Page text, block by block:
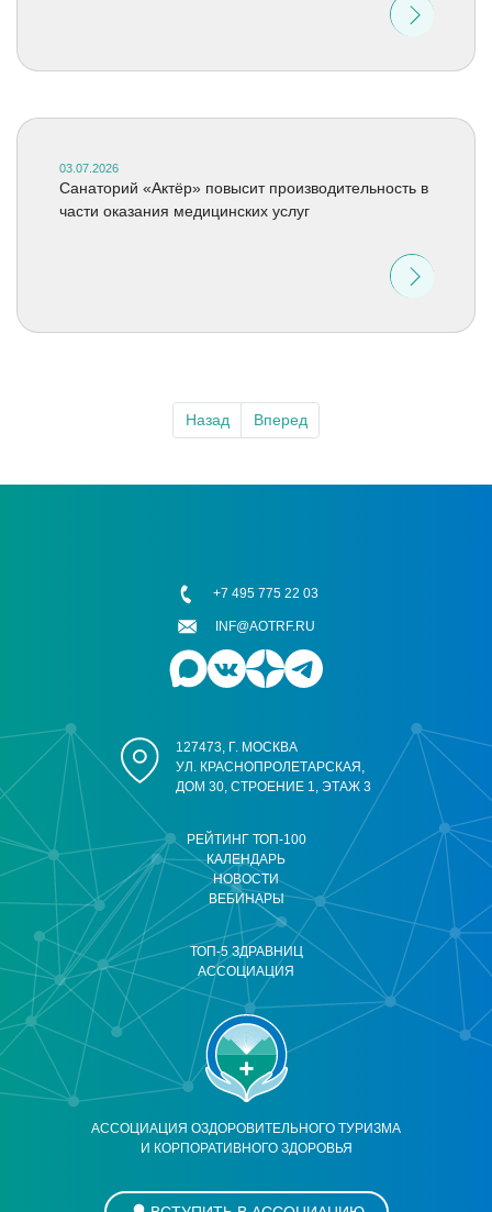
03.07.2026
Санаторий «Актёр» повысит производительность в
части оказания медицинских услуг
Назад Вперед
АССОЦИАЦИЯ ОЗДОРОВИТЕЛЬНОГО ТУРИЗМА
И КОРПОРАТИВНОГО ЗДОРОВЬЯ
РЕЙТИНГ ТОП-100
КАЛЕНДАРЬ
НОВОСТИ
ВЕБИНАРЫ
ТОП-5 ЗДРАВНИЦ
АССОЦИАЦИЯ
127473, Г. МОСКВА
УЛ. КРАСНОПРОЛЕТАРСКАЯ,
ДОМ 30, СТРОЕНИЕ 1, ЭТАЖ 3
+7 495 775 22 03
INF@AOTRF.RU